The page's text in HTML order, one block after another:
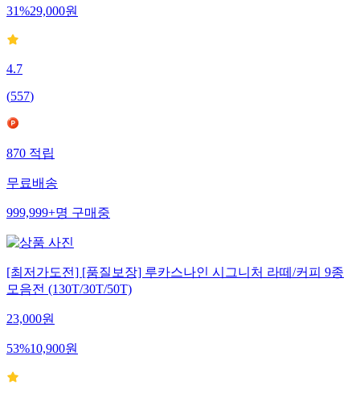
31%29,000원
4.7
(557)
870적립
무료배송
999,999+명구매중
[최저가도전] [품질보장] 루카스나인 시그니처 라떼/커피 9종
모음전 (130T/30T/50T)
23,000원
53%10,900원